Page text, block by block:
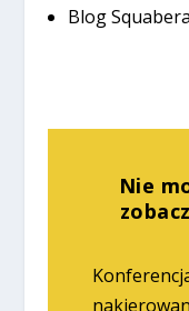
Blog
Nie